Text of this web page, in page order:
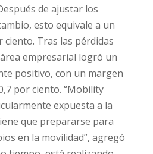
de ajustar los
esto equivale a un
ciento. Tras las pérdidas
empresarial logró un
positivo, con un margen
por ciento. “Mobility
expuesta a la
que prepararse para
en la movilidad”, agregó